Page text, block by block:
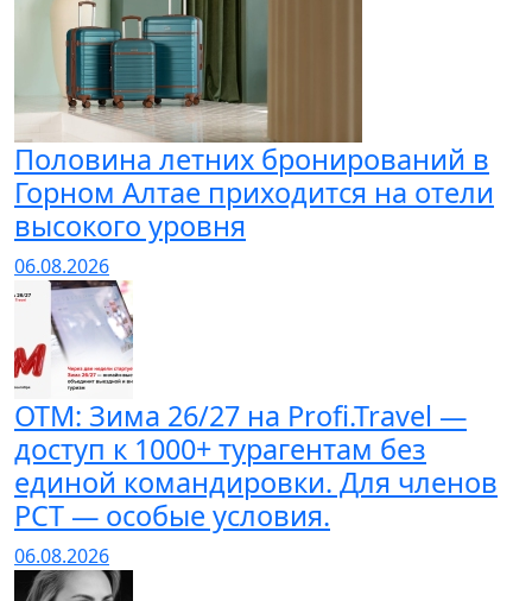
Половина летних бронирований в
Горном Алтае приходится на отели
высокого уровня
06.08.2026
ОТМ: Зима 26/27 на Profi.Travel —
доступ к 1000+ турагентам без
единой командировки. Для членов
РСТ — особые условия.
06.08.2026